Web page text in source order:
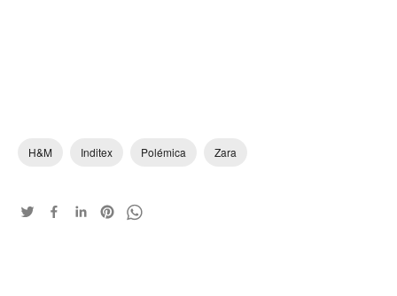
H&M Inditex Polémica Zara